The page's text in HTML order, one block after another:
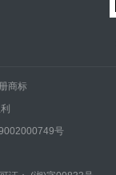
商标
号